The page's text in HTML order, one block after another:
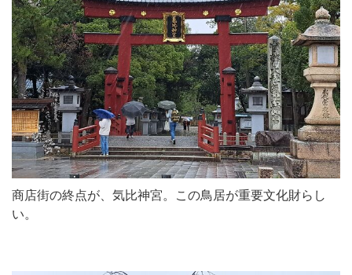
商店街の終点が、気比神宮。この鳥居が重要文化財らし
い。